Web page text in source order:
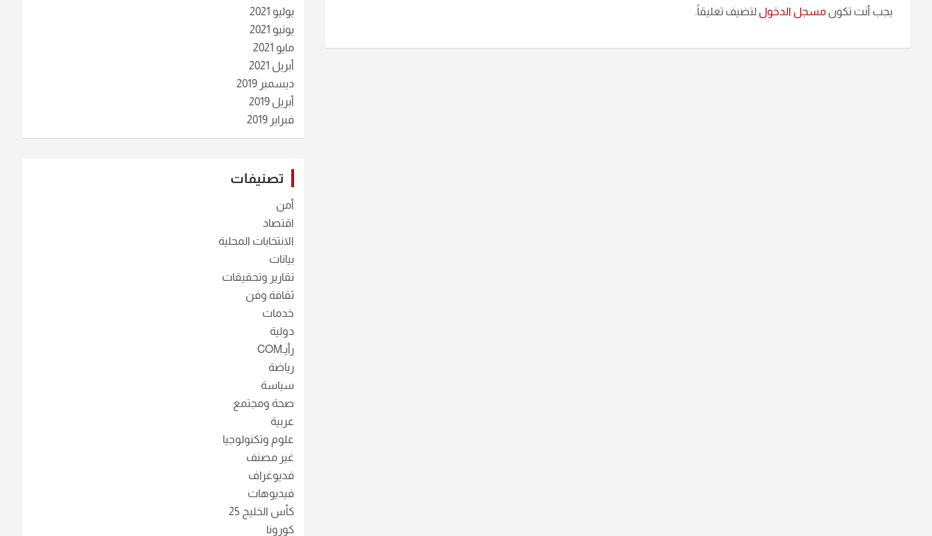
يجب أنت تكون مسجل الدخول لتضيف تعليقاً.
يوليو 2021
يونيو 2021
مايو 2021
أبريل 2021
ديسمبر 2019
أبريل 2019
فبراير 2019
تصنيفات
أمن
اقتصاد
الانتخابات المحلية
بيانات
تقارير وتحقيقات
ثقافة وفن
خدمات
دولية
رأيـCOM
رياضة
سياسة
صحة ومجتمع
عربية
علوم وتكنولوجيا
غير مصنف
فديوغراف
فيديوهات
كأس الخليج 25
كورونا